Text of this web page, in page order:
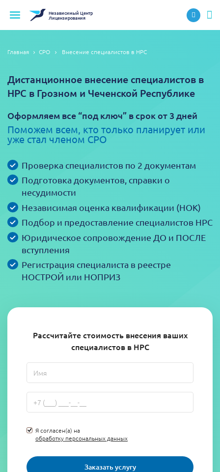
НезависимыйЦентр
Лицензирования
Главная СРО Внесение специалистов в НРС
Рассчитайте стоимость внесения ваших
специалистов в НРС
Я согласен(а) на
обработку персональных данных
Заказать услугу
Дистанционное внесение специалистов в
НРС в Грозном и Чеченской Республике
Оформляем все “под ключ” в срок от 3 дней
Поможем всем, кто только планирует или
уже стал членом СРО
Проверка специалистов по 2 документам
Подготовка документов, справки о
несудимости
Независимая оценка квалификации (НОК)
Подбор и предоставление специалистов НРС
Юридическое сопровождение ДО и ПОСЛЕ
вступления
Регистрация специалиста в реестре
НОСТРОЙ или НОПРИЗ